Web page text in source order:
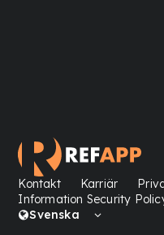
Kontakt Karriär
Information Security
Svenska